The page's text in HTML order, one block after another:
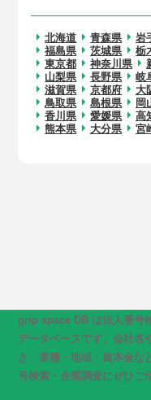
北海道 青森県 岩
福島県
茨城県 栃
東京都
神奈川県
山梨県
長野県 岐
滋賀県
京都府 大
鳥取県
島根県 岡
香川県
愛媛県 高
熊本県
大分県 宮
grip space DB は法人番号
データベースです。会社名
き、業種・地域・資本金な
号検索・企業調査にぜひご